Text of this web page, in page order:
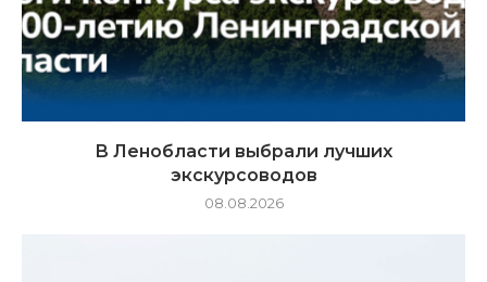
В Ленобласти выбрали лучших
экскурсоводов
08.08.2026